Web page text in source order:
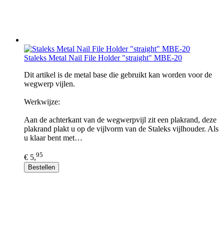
Staleks Metal Nail File Holder "straight" MBE-20
Dit artikel is de metal base die gebruikt kan worden voor de
wegwerp vijlen.
Werkwijze:
Aan de achterkant van de wegwerpvijl zit een plakrand, deze
plakrand plakt u op de vijlvorm van de Staleks vijlhouder. Als
u klaar bent met…
€ 5,95
Bestellen